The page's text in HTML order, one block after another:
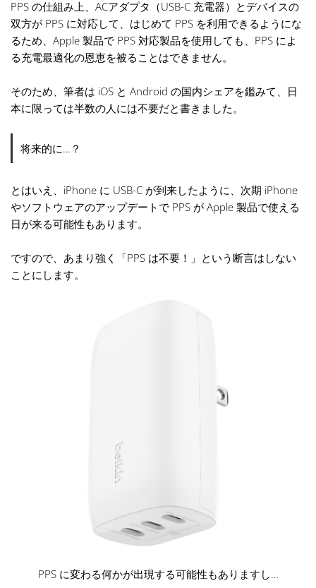
PPS の仕組み上、ACアダプタ（USB-C 充電器）とデバイスの
双方が PPS に対応して、はじめて PPS を利用できるようにな
るため、Apple 製品で PPS 対応製品を使用しても、PPS によ
る充電最適化の恩恵を被ることはできません。
そのため、筆者は iOS と Android の国内シェアを鑑みて、日
本に限っては半数の人には不要だと書きました。
将来的に…？
とはいえ、iPhone に USB-C が到来したように、次期 iPhone
やソフトウェアのアップデートで PPS が Apple 製品で使える
日が来る可能性もあります。
ですので、あまり強く「PPS は不要！」という断言はしない
ことにします。
PPS に変わる何かが出現する可能性もありますし…